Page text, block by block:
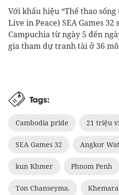
Với khẩu hiệu “Thể thao
Live in Peace) SEA Games
Campuchia từ ngày 5 đến
gia tham dự tranh tài ở 36
Tags:
Cambodia pride 21 triệu
SEA Games 32 Angkor Wat
kun Khmer Phnom Penh
Ton Chanseyma.